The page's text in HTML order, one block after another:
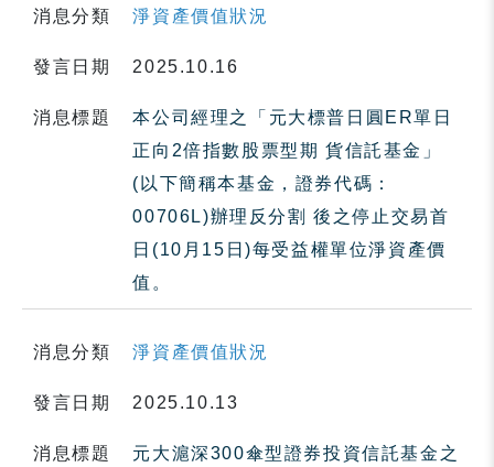
消息分類 淨資產價值狀況
發言日期 2025.10.16
消息標題
本公司經理之「元大標普日圓ER單日
正向2倍指數股票型期 貨信託基金」
(以下簡稱本基金，證券代碼：
00706L)辦理反分割 後之停止交易首
日(10月15日)每受益權單位淨資產價
值。
消息分類 淨資產價值狀況
發言日期 2025.10.13
消息標題
元大滬深300傘型證券投資信託基金之